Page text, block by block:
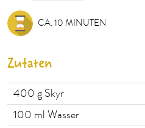
CA. 10 MINUTEN
Zutaten
400 g Skyr
100 ml Wasser